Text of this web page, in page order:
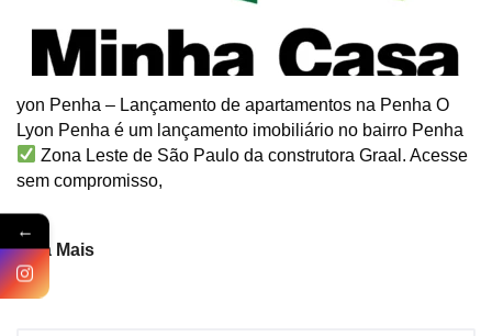
yon Penha – Lançamento de apartamentos na Penha O
Lyon Penha é um lançamento imobiliário no bairro Penha
Zona Leste de São Paulo da construtora Graal. Acesse
sem compromisso,
Veja Mais
←